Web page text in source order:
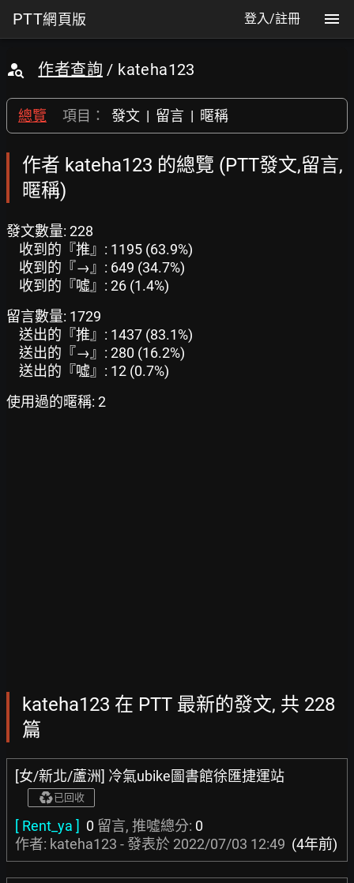
PTT網頁版 登入/註冊
作者查詢 / kateha123
總覽 項目： 發文 | 留言 | 暱稱
作者 kateha123 的總覽 (PTT發文,留言,
暱稱)
發文數量: 228
收到的『推』: 1195 (63.9%)
收到的『→』: 649 (34.7%)
收到的『噓』: 26 (1.4%)
留言數量: 1729
送出的『推』: 1437 (83.1%)
送出的『→』: 280 (16.2%)
送出的『噓』: 12 (0.7%)
使用過的暱稱: 2
kateha123 在 PTT 最新的發文, 共 228
篇
[女/新北/蘆洲] 冷氣ubike圖書館徐匯捷運站
已回收
[ Rent_ya ] 0 留言, 推噓總分: 0
作者: kateha123 - 發表於 2022/07/03 12:49 (4年前)